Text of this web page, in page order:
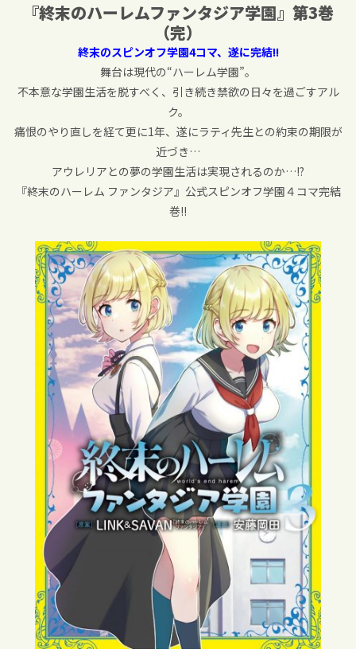
『終末のハーレムファンタジア学園』第3巻
（完）
終末のスピンオフ学園4コマ、遂に完結!!
舞台は現代の“ハーレム学園”。
不本意な学園生活を脱すべく、引き続き禁欲の日々を過ごすアル
ク。
痛恨のやり直しを経て更に1年、遂にラティ先生との約束の期限が
近づき…
アウレリアとの夢の学園生活は実現されるのか…!?
『終末のハーレム ファンタジア』公式スピンオフ学園４コマ完結
巻!!